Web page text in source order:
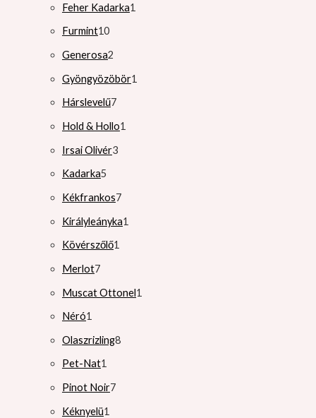
Feher Kadarka1
Furmint10
Generosa2
Gyöngyözöbör1
Hárslevelű7
Hold & Hollo1
Irsai Olivér3
Kadarka5
Kékfrankos7
Királyleányka1
Kövérszőlő1
Merlot7
Muscat Ottonel1
Néró1
Olaszrizling8
Pet-Nat1
Pinot Noir7
Kéknyelü1